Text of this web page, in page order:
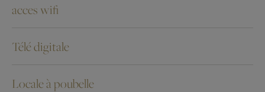
acces wifi
Télé digitale
Locale à poubelle